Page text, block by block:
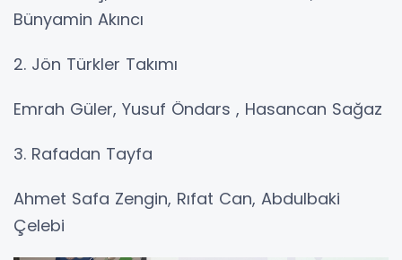
Bünyamin Akıncı
2. Jön Türkler Takımı
Emrah Güler, Yusuf Öndars , Hasancan Sağaz
3. Rafadan Tayfa
Ahmet Safa Zengin, Rıfat Can, Abdulbaki
Çelebi